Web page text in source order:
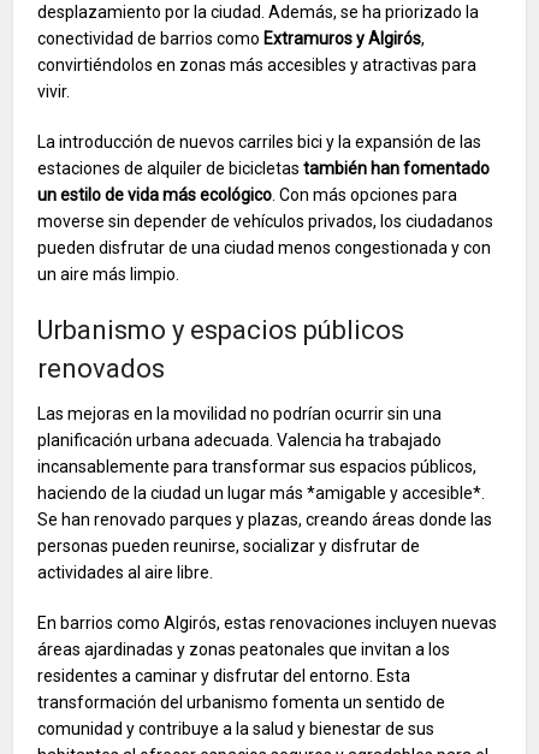
desplazamiento por la ciudad. Además, se ha priorizado la
conectividad de barrios como Extramuros y Algirós,
convirtiéndolos en zonas más accesibles y atractivas para
vivir.
La introducción de nuevos carriles bici y la expansión de las
estaciones de alquiler de bicicletastambién han fomentado
un estilo de vida más ecológico. Con más opciones para
moverse sin depender de vehículos privados, los ciudadanos
pueden disfrutar de una ciudad menos congestionada y con
un aire más limpio.
Urbanismo y espacios públicos
renovados
Las mejoras en la movilidad no podrían ocurrir sin una
planificación urbana adecuada. Valencia ha trabajado
incansablemente para transformar sus espacios públicos,
haciendo de la ciudad un lugar más *amigable y accesible*.
Se han renovado parques y plazas, creando áreas donde las
personas pueden reunirse, socializar y disfrutar de
actividades al aire libre.
En barrios como Algirós, estas renovaciones incluyen nuevas
áreas ajardinadas y zonas peatonales que invitan a los
residentes a caminar y disfrutar del entorno. Esta
transformación del urbanismo fomenta un sentido de
comunidad y contribuye a la salud y bienestar de sus